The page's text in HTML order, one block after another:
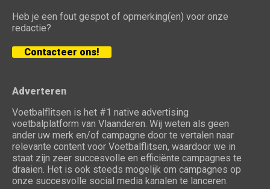
Heb je een fout gespot of opmerking(en) voor onze
redactie?
Contacteer ons!
Adverteren
Voetbalflitsen is het #1 native advertising
voetbalplatform van Vlaanderen. Wij weten als geen
ander uw merk en/of campagne door te vertalen naar
relevante content voor Voetbalflitsen, waardoor we in
staat zijn zeer succesvolle en efficiënte campagnes te
draaien. Het is ook steeds mogelijk om campagnes op
onze succesvolle social media kanalen te lanceren.